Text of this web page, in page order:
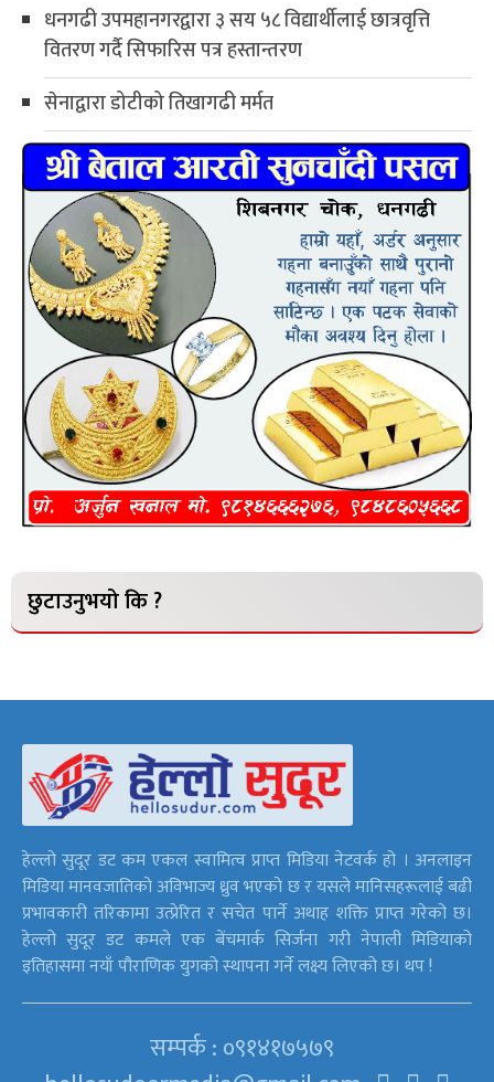
धनगढी उपमहानगरद्वारा ३ सय ५८ विद्यार्थीलाई छात्रवृत्ति
वितरण गर्दै सिफारिस पत्र हस्तान्तरण
सेनाद्वारा डोटीको तिखागढी मर्मत
छुटाउनुभयो कि ?
हेल्लो सुदूर डट कम एकल स्वामित्व प्राप्त मिडिया नेटवर्क हो । अनलाइन
मिडिया मानवजातिको अविभाज्य ध्रुव भएको छ र यसले मानिसहरूलाई बढी
प्रभावकारी तरिकामा उत्प्रेरित र सचेत पार्ने अथाह शक्ति प्राप्त गरेको छ।
हेल्लो सुदूर डट कमले एक बेंचमार्क सिर्जना गरी नेपाली मिडियाको
इतिहासमा नयाँ पौराणिक युगको स्थापना गर्ने लक्ष्य लिएको छ। थप !
सम्पर्क : ०९१४१७५७९